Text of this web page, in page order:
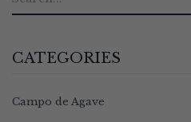
CATEGORIES
Campo de Agave